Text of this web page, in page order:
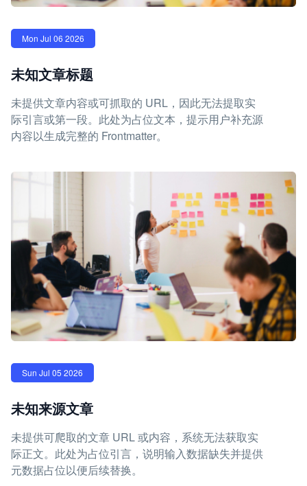
Mon Jul 06 2026
未知文章标题
未提供文章内容或可抓取的 URL，因此无法提取实
际引言或第一段。此处为占位文本，提示用户补充源
内容以生成完整的 Frontmatter。
Sun Jul 05 2026
未知来源文章
未提供可爬取的文章 URL 或内容，系统无法获取实
际正文。此处为占位引言，说明输入数据缺失并提供
元数据占位以便后续替换。